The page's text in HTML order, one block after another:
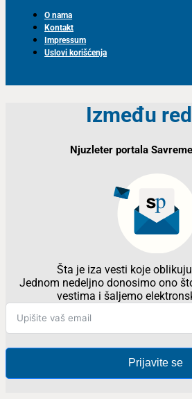
O nama
Kontakt
Impressum
Uslovi korišćenja
Između
Njuzleter portala
Šta je iza vesti koje
Jednom nedeljno donosimo ono
vestima i šaljemo
Prijavite se